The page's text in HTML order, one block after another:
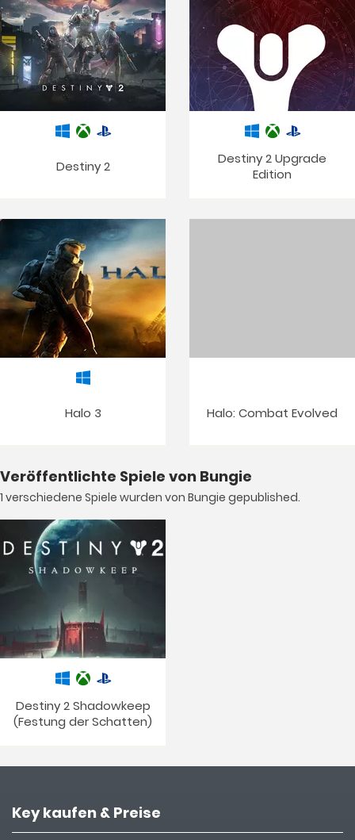
Destiny 2
Destiny 2 Upgrade
Edition
Halo 3 Halo: Combat Evolved
Veröffentlichte Spiele von Bungie
1 verschiedene Spiele wurden von Bungie gepublished.
Destiny 2 Shadowkeep
(Festung der Schatten)
Key kaufen & Preise